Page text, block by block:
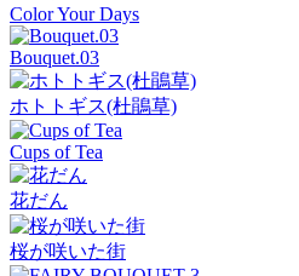
Color Your Days
Bouquet.03
ホトトギス(杜鵑草)
Cups of Tea
花だん
桜が咲いた街